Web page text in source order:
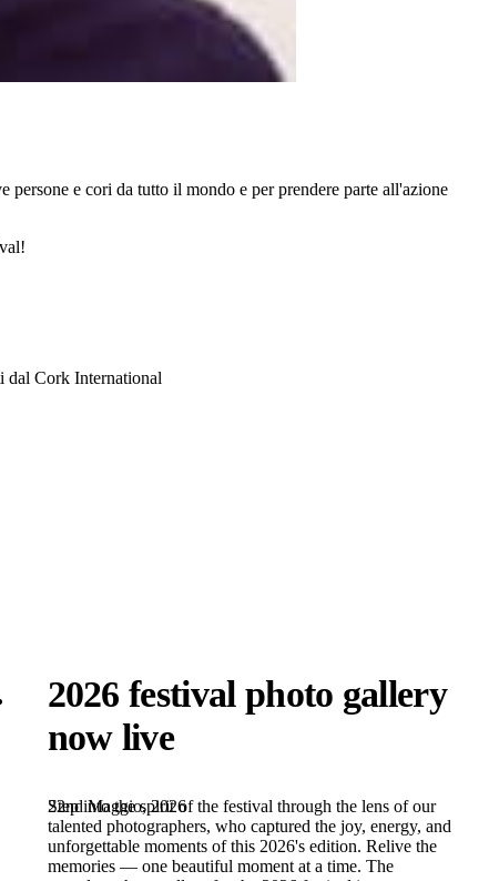
e cori da tutto il mondo e per prendere parte all'azione
dal Cork International
2026 festival photo gallery
now live
22nd Maggio, 2026
Step into the spirit of the festival through the lens of our
talented photographers, who captured the joy, energy, and
unforgettable moments of this 2026's edition. Relive the
memories — one beautiful moment at a time. The